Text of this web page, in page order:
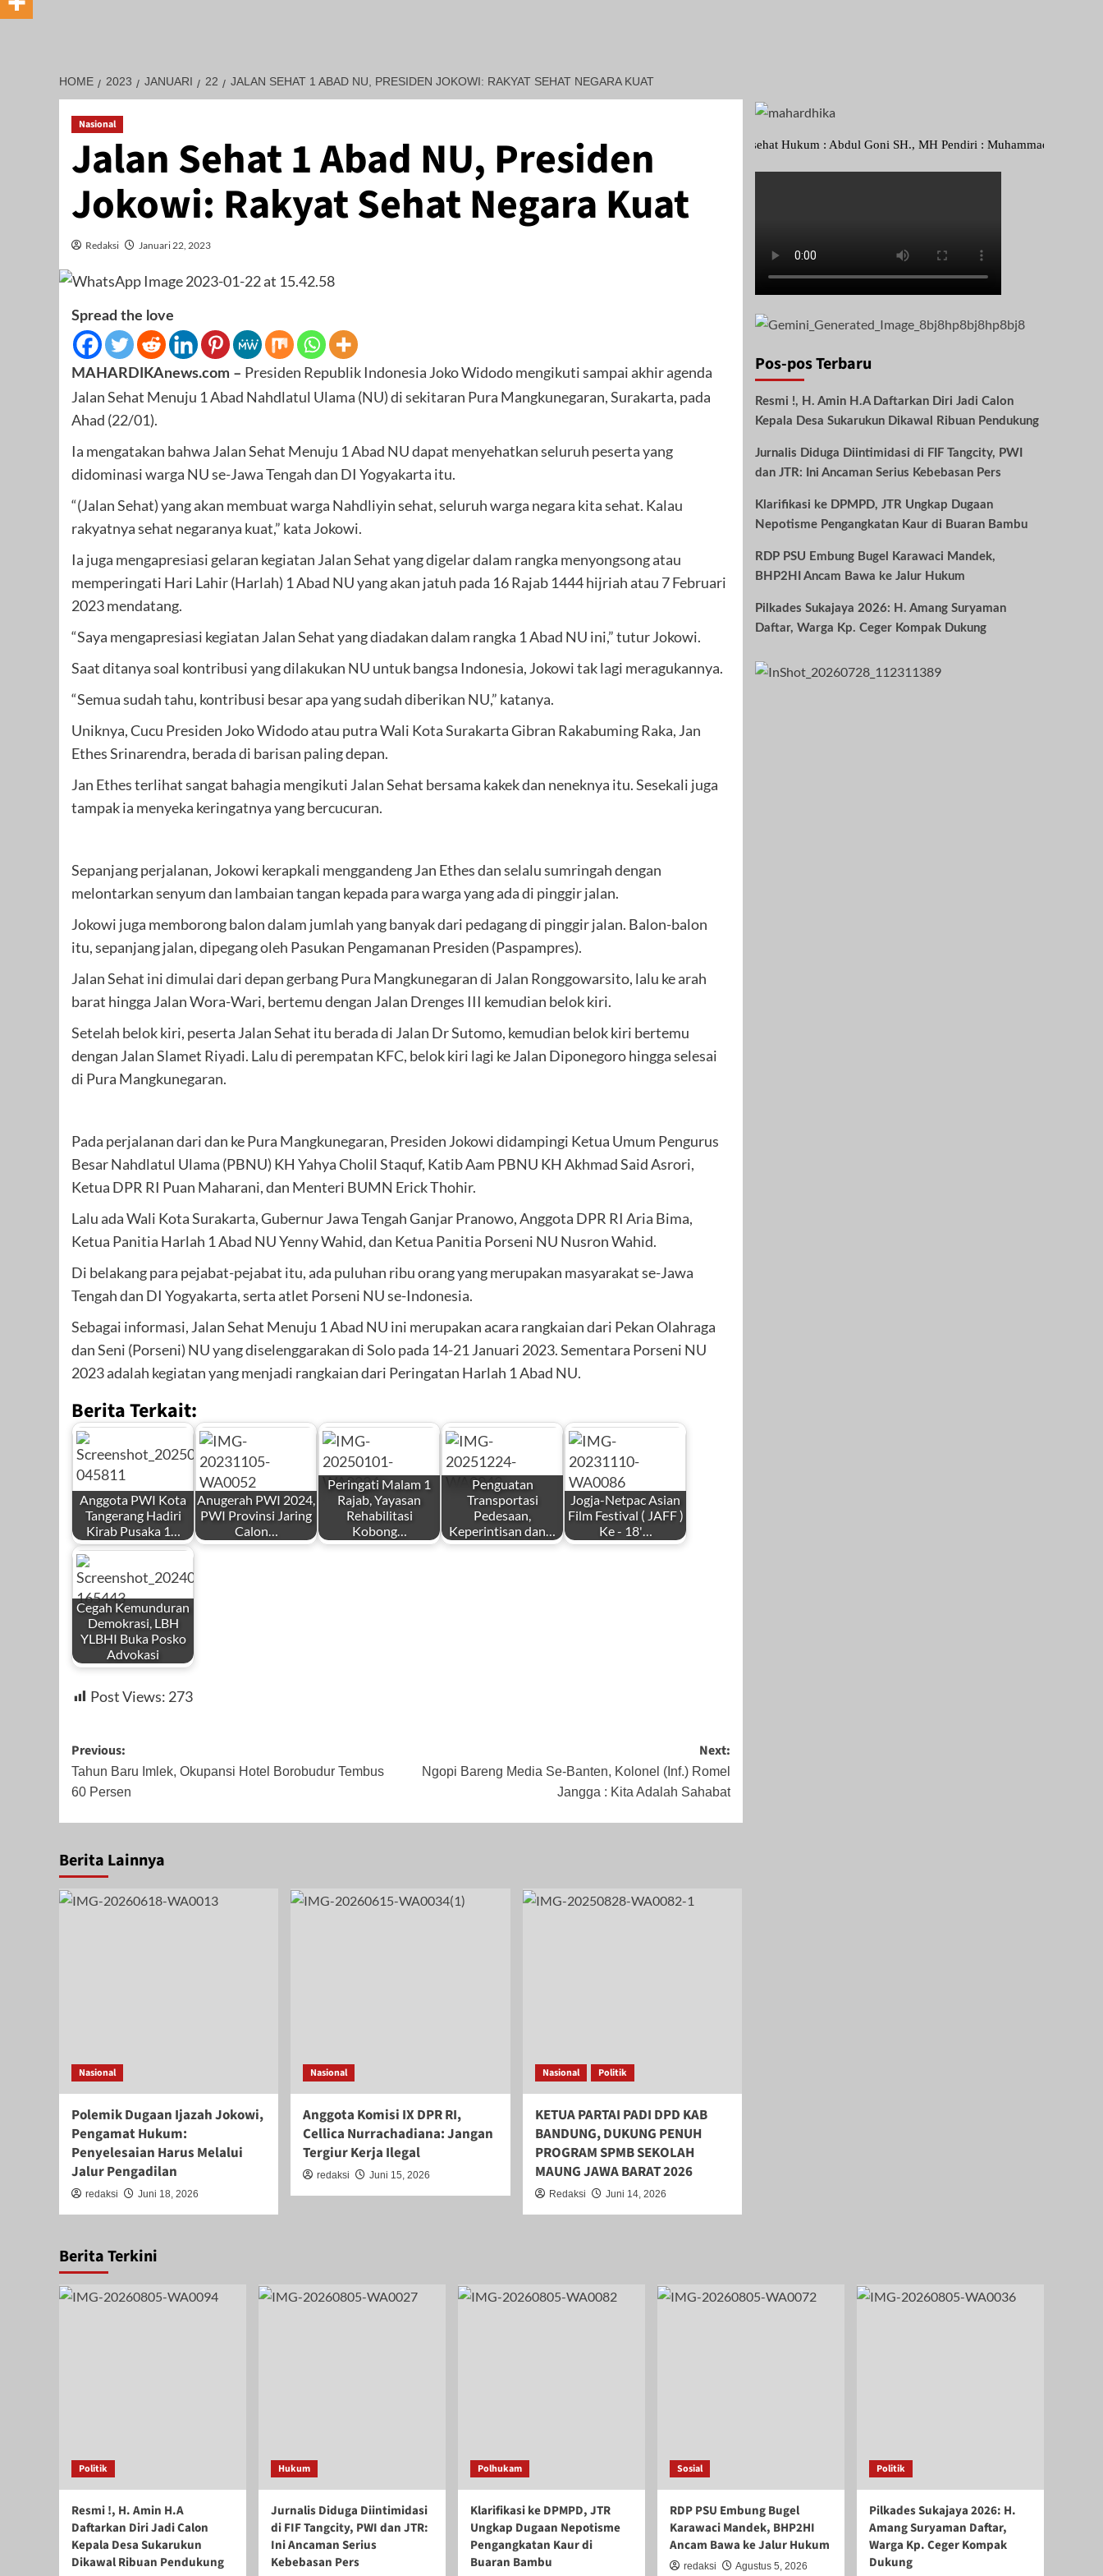
HOME 2023 JANUARI 22 JALAN SEHAT 1 ABAD NU, PRESIDEN JOKOWI: RAKYAT SEHAT NEGARA KUAT
Nasional
Jalan Sehat 1 Abad NU, Presiden
Jokowi: Rakyat Sehat Negara Kuat
Redaksi Januari 22, 2023
Spread the love
MAHARDIKAnews.com – Presiden Republik Indonesia Joko Widodo mengikuti sampai akhir agenda
Jalan Sehat Menuju 1 Abad Nahdlatul Ulama (NU) di sekitaran Pura Mangkunegaran, Surakarta, pada
Ahad (22/01).
Ia mengatakan bahwa Jalan Sehat Menuju 1 Abad NU dapat menyehatkan seluruh peserta yang
didominasi warga NU se-Jawa Tengah dan DI Yogyakarta itu.
“(Jalan Sehat) yang akan membuat warga Nahdliyin sehat, seluruh warga negara kita sehat. Kalau
rakyatnya sehat negaranya kuat,” kata Jokowi.
Ia juga mengapresiasi gelaran kegiatan Jalan Sehat yang digelar dalam rangka menyongsong atau
memperingati Hari Lahir (Harlah) 1 Abad NU yang akan jatuh pada 16 Rajab 1444 hijriah atau 7 Februari
2023 mendatang.
“Saya mengapresiasi kegiatan Jalan Sehat yang diadakan dalam rangka 1 Abad NU ini,” tutur Jokowi.
Saat ditanya soal kontribusi yang dilakukan NU untuk bangsa Indonesia, Jokowi tak lagi meragukannya.
“Semua sudah tahu, kontribusi besar apa yang sudah diberikan NU,” katanya.
Uniknya, Cucu Presiden Joko Widodo atau putra Wali Kota Surakarta Gibran Rakabuming Raka, Jan
Ethes Srinarendra, berada di barisan paling depan.
Jan Ethes terlihat sangat bahagia mengikuti Jalan Sehat bersama kakek dan neneknya itu. Sesekali juga
tampak ia menyeka keringatnya yang bercucuran.
Sepanjang perjalanan, Jokowi kerapkali menggandeng Jan Ethes dan selalu sumringah dengan
melontarkan senyum dan lambaian tangan kepada para warga yang ada di pinggir jalan.
Jokowi juga memborong balon dalam jumlah yang banyak dari pedagang di pinggir jalan. Balon-balon
itu, sepanjang jalan, dipegang oleh Pasukan Pengamanan Presiden (Paspampres).
Jalan Sehat ini dimulai dari depan gerbang Pura Mangkunegaran di Jalan Ronggowarsito, lalu ke arah
barat hingga Jalan Wora-Wari, bertemu dengan Jalan Drenges III kemudian belok kiri.
Setelah belok kiri, peserta Jalan Sehat itu berada di Jalan Dr Sutomo, kemudian belok kiri bertemu
dengan Jalan Slamet Riyadi. Lalu di perempatan KFC, belok kiri lagi ke Jalan Diponegoro hingga selesai
di Pura Mangkunegaran.
Pada perjalanan dari dan ke Pura Mangkunegaran, Presiden Jokowi didampingi Ketua Umum Pengurus
Besar Nahdlatul Ulama (PBNU) KH Yahya Cholil Staquf, Katib Aam PBNU KH Akhmad Said Asrori,
Ketua DPR RI Puan Maharani, dan Menteri BUMN Erick Thohir.
Lalu ada Wali Kota Surakarta, Gubernur Jawa Tengah Ganjar Pranowo, Anggota DPR RI Aria Bima,
Ketua Panitia Harlah 1 Abad NU Yenny Wahid, dan Ketua Panitia Porseni NU Nusron Wahid.
Di belakang para pejabat-pejabat itu, ada puluhan ribu orang yang merupakan masyarakat se-Jawa
Tengah dan DI Yogyakarta, serta atlet Porseni NU se-Indonesia.
Sebagai informasi, Jalan Sehat Menuju 1 Abad NU ini merupakan acara rangkaian dari Pekan Olahraga
dan Seni (Porseni) NU yang diselenggarakan di Solo pada 14-21 Januari 2023. Sementara Porseni NU
2023 adalah kegiatan yang menjadi rangkaian dari Peringatan Harlah 1 Abad NU.
Berita Terkait:
Anggota PWI Kota
Tangerang Hadiri
Kirab Pusaka 1…
by
Redaksi
Juni 27, 2025
Anugerah PWI 2024,
PWI Provinsi Jaring
Calon…
by
Peringati Malam 1
Rajab, Yayasan
Rehabilitasi
Kobong…
by
Penguatan
Transportasi
Pedesaan,
Keperintisan dan…
by
Jogja-Netpac Asian
Film Festival ( JAFF )
Ke - 18'…
by
Cegah Kemunduran
Demokrasi, LBH
YLBHI Buka Posko
Advokasi
by
Redaksi
Post Views: 273
Post
navigation
Previous:
Tahun Baru Imlek, Okupansi Hotel Borobudur Tembus
60 Persen
Next:
Ngopi Bareng Media Se-Banten, Kolonel (Inf.) Romel
Jangga : Kita Adalah Sahabat
Berita Lainnya
Nasional
Polemik Dugaan Ijazah Jokowi,
Pengamat Hukum:
Penyelesaian Harus Melalui
Jalur Pengadilan
redaksi Juni 18, 2026
Nasional
Anggota Komisi IX DPR RI,
Cellica Nurrachadiana: Jangan
Tergiur Kerja Ilegal
redaksi Juni 15, 2026
Nasional Politik
KETUA PARTAI PADI DPD KAB
BANDUNG, DUKUNG PENUH
PROGRAM SPMB SEKOLAH
MAUNG JAWA BARAT 2026
Redaksi Juni 14, 2026
REDAKSI : Penasehat Hukum : Abdul Goni SH., MH Pendiri : Muhammad Irfansyah,
Pos-pos Terbaru
Resmi !, H. Amin H.A Daftarkan Diri Jadi Calon
Kepala Desa Sukarukun Dikawal Ribuan Pendukung
Jurnalis Diduga Diintimidasi di FIF Tangcity, PWI
dan JTR: Ini Ancaman Serius Kebebasan Pers
Klarifikasi ke DPMPD, JTR Ungkap Dugaan
Nepotisme Pengangkatan Kaur di Buaran Bambu
RDP PSU Embung Bugel Karawaci Mandek,
BHP2HI Ancam Bawa ke Jalur Hukum
Pilkades Sukajaya 2026: H. Amang Suryaman
Daftar, Warga Kp. Ceger Kompak Dukung
Berita Terkini
Politik
Resmi !, H. Amin H.A
Daftarkan Diri Jadi Calon
Kepala Desa Sukarukun
Dikawal Ribuan Pendukung
Hukum
Jurnalis Diduga Diintimidasi
di FIF Tangcity, PWI dan JTR:
Ini Ancaman Serius
Kebebasan Pers
Polhukam
Klarifikasi ke DPMPD, JTR
Ungkap Dugaan Nepotisme
Pengangkatan Kaur di
Buaran Bambu
Sosial
RDP PSU Embung Bugel
Karawaci Mandek, BHP2HI
Ancam Bawa ke Jalur Hukum
redaksi Agustus 5, 2026
Politik
Pilkades Sukajaya 2026: H.
Amang Suryaman Daftar,
Warga Kp. Ceger Kompak
Dukung